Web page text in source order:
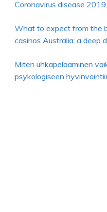
Coronavirus disease 2019
What to expect from the
casinos Australia: a deep
Miten uhkapelaaminen
psykologiseen